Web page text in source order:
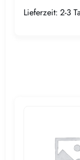
Lieferzeit: 2-3